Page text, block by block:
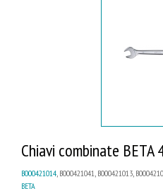
Chiavi combinate BETA
B000421014 , B000421041, B000421013,
BETA